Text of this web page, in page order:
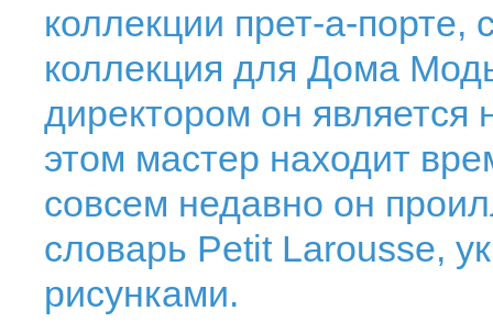
коллекции прет-а-
коллекция для Дома
директором он является
этом мастер находит
совсем недавно он
словарь Petit Larousse,
рисунками.